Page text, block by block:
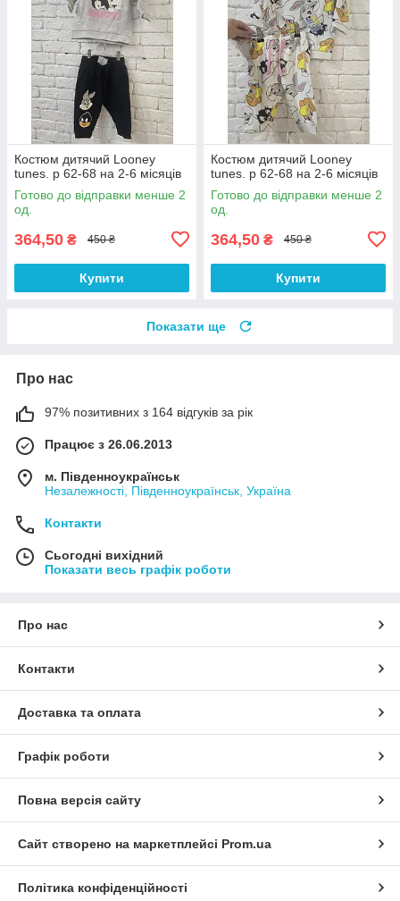
Костюм дитячий Looney
tunes. р 62-68 на 2-6 місяців
Готово до відправки менше 2
од.
364,50 ₴ 450 ₴
Купити
Костюм дитячий Looney
tunes. р 62-68 на 2-6 місяців
Готово до відправки менше 2
од.
364,50 ₴ 450 ₴
Купити
Показати ще
Про нас
97% позитивних з 164 відгуків за рік
Працює з 26.06.2013
м. Південноукраїнськ
Незалежності, Південноукраїнськ, Україна
Контакти
Сьогодні вихідний
Показати весь графік роботи
Про нас
Контакти
Доставка та оплата
Графік роботи
Повна версія сайту
Сайт створено на маркетплейсі Prom.ua
Політика конфіденційності